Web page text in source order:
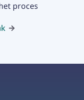
proces